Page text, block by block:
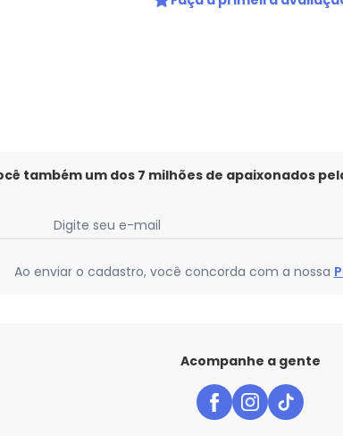
também um dos 7 milhões de apaixonados
Digite seu e-mail
Ao enviar o cadastro, você concorda com a nossa
Acompanhe a gente